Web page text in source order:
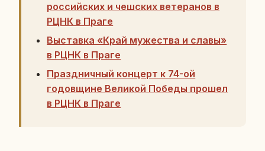
российских и чешских ветеранов в
РЦНК в Праге
Выставка «Край мужества и славы»
в РЦНК в Праге
Праздничный концерт к 74-ой
годовщине Великой Победы прошел
в РЦНК в Праге